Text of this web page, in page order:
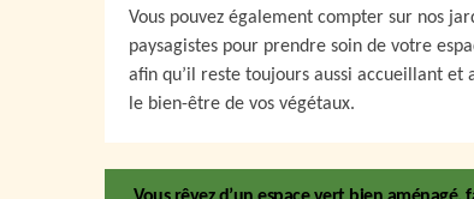
Vous pouvez également compter sur nos
paysagistes pour prendre soin de votre
afin qu’il reste toujours aussi accueillant et
le bien-être de vos végétaux.